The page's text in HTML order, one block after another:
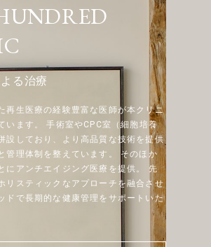
る治療
再生医療の経験豊富な医師が本クリニ
います。手術室やCPC室（細胞培養
設しており、より高品質な技術を提供
管理体制を整えています。 そのほか
にアンチエイジング医療を提供。 先
リスティックなアプローチを融合させ
ドで長期的な健康管理をサポートいた